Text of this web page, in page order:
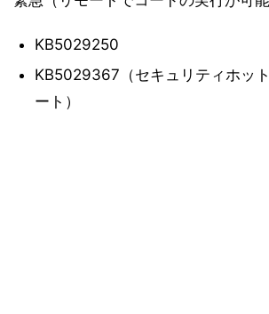
KB5029250
KB5029367（セキュリティホッ
ート）